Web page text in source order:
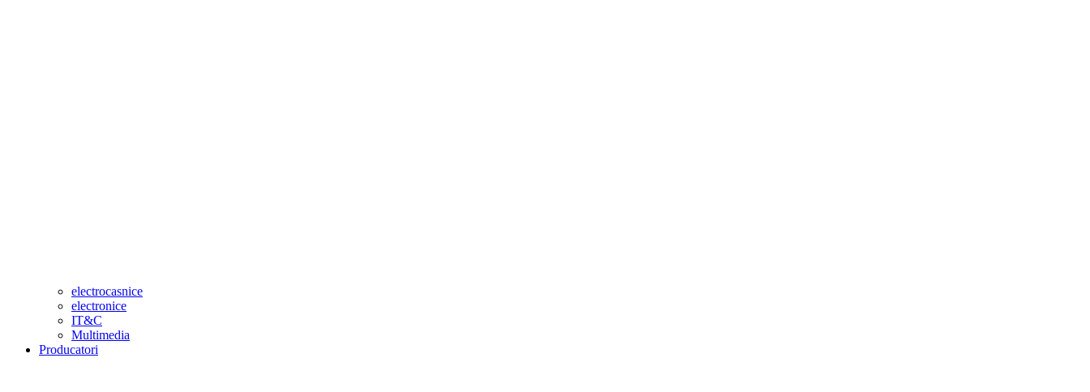
electrocasnice
electronice
IT&C
Multimedia
Producatori